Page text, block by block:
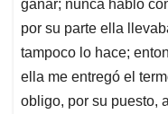
ganar; nunca hablo
por su parte ella
tampoco lo hace;
ella me entregó el
obligo, por su puesto,